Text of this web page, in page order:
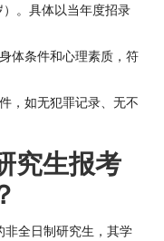
。具体以当年度招录
体条件和心理素质，符
，如无犯罪记录、无不
究生报考
非全日制研究生，其学